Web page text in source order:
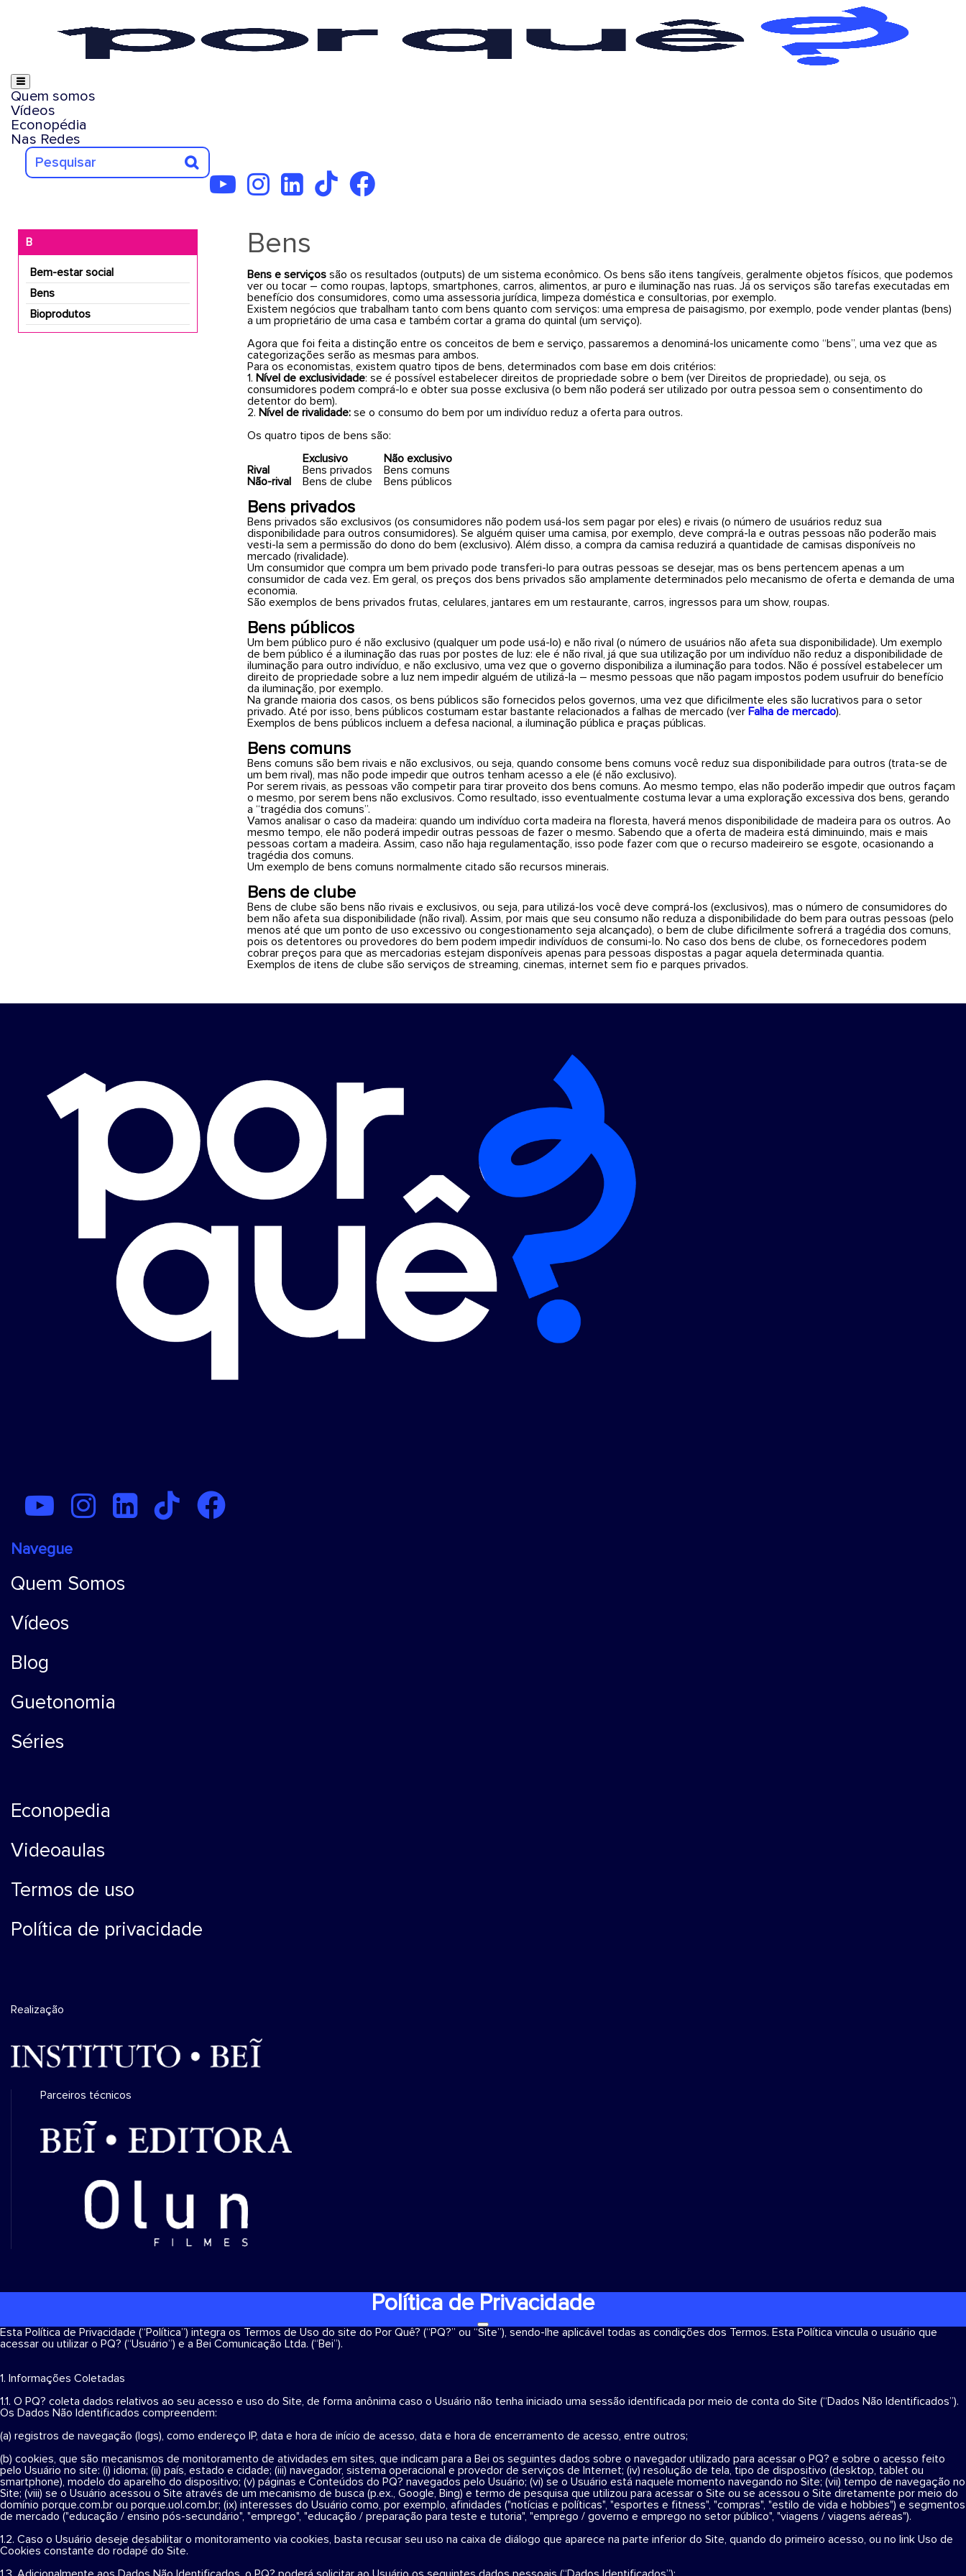
Quem somos
Vídeos
Econopédia
Nas Redes
B
Bem-estar social
Bens
Bioprodutos
Bens
Bens e serviçossão os resultados (outputs) de um sistema econômico. Os bens são itens tangíveis, geralmente objetos físicos, que podemos
ver ou tocar – como roupas, laptops, smartphones, carros, alimentos, ar puro e iluminação nas ruas. Já os serviços são tarefas executadas em
benefício dos consumidores, como uma assessoria jurídica, limpeza doméstica e consultorias, por exemplo.
Existem negócios que trabalham tanto com bens quanto com serviços: uma empresa de paisagismo, por exemplo, pode vender plantas (bens)
a um proprietário de uma casa e também cortar a grama do quintal (um serviço).
Agora que foi feita a distinção entre os conceitos de bem e serviço, passaremos a denominá-los unicamente como “bens”, uma vez que as
categorizações serão as mesmas para ambos.
Para os economistas, existem quatro tipos de bens, determinados com base em dois critérios:
1. Nível de exclusividade: se é possível estabelecer direitos de propriedade sobre o bem (ver Direitos de propriedade), ou seja, os
consumidores podem comprá-lo e obter sua posse exclusiva (o bem não poderá ser utilizado por outra pessoa sem o consentimento do
detentor do bem).
2. Nível de rivalidade: se o consumo do bem por um indivíduo reduz a oferta para outros.
Os quatro tipos de bens são:
Exclusivo
Não exclusivo
Rival
Bens privados Bens comuns
Não-rival Bens de clube Bens públicos
Bens privados
Bens privados são exclusivos (os consumidores não podem usá-los sem pagar por eles) e rivais (o número de usuários reduz sua
disponibilidade para outros consumidores). Se alguém quiser uma camisa, por exemplo, deve comprá-la e outras pessoas não poderão mais
vesti-la sem a permissão do dono do bem (exclusivo). Além disso, a compra da camisa reduzirá a quantidade de camisas disponíveis no
mercado (rivalidade).
Um consumidor que compra um bem privado pode transferi-lo para outras pessoas se desejar, mas os bens pertencem apenas a um
consumidor de cada vez. Em geral, os preços dos bens privados são amplamente determinados pelo mecanismo de oferta e demanda de uma
economia.
São exemplos de bens privados frutas, celulares, jantares em um restaurante, carros, ingressos para um show, roupas.
Bens públicos
Um bem público puro é não exclusivo (qualquer um pode usá-lo) e não rival (o número de usuários não afeta sua disponibilidade). Um exemplo
de bem público é a iluminação das ruas por postes de luz: ele é não rival, já que sua utilização por um indivíduo não reduz a disponibilidade de
iluminação para outro indivíduo, e não exclusivo, uma vez que o governo disponibiliza a iluminação para todos. Não é possível estabelecer um
direito de propriedade sobre a luz nem impedir alguém de utilizá-la – mesmo pessoas que não pagam impostos podem usufruir do benefício
da iluminação, por exemplo.
Na grande maioria dos casos, os bens públicos são fornecidos pelos governos, uma vez que dificilmente eles são lucrativos para o setor
privado. Até por isso, bens públicos costumam estar bastante relacionados a falhas de mercado (ver Falha de mercado).
Exemplos de bens públicos incluem a defesa nacional, a iluminação pública e praças públicas.
Bens comuns
Bens comuns são bem rivais e não exclusivos, ou seja, quando consome bens comuns você reduz sua disponibilidade para outros (trata-se de
um bem rival), mas não pode impedir que outros tenham acesso a ele (é não exclusivo).
Por serem rivais, as pessoas vão competir para tirar proveito dos bens comuns. Ao mesmo tempo, elas não poderão impedir que outros façam
o mesmo, por serem bens não exclusivos. Como resultado, isso eventualmente costuma levar a uma exploração excessiva dos bens, gerando
a “tragédia dos comuns”.
Vamos analisar o caso da madeira: quando um indivíduo corta madeira na floresta, haverá menos disponibilidade de madeira para os outros. Ao
mesmo tempo, ele não poderá impedir outras pessoas de fazer o mesmo. Sabendo que a oferta de madeira está diminuindo, mais e mais
pessoas cortam a madeira. Assim, caso não haja regulamentação, isso pode fazer com que o recurso madeireiro se esgote, ocasionando a
tragédia dos comuns.
Um exemplo de bens comuns normalmente citado são recursos minerais.
Bens de clube
Bens de clube são bens não rivais e exclusivos, ou seja, para utilizá-los você deve comprá-los (exclusivos), mas o número de consumidores do
bem não afeta sua disponibilidade (não rival). Assim, por mais que seu consumo não reduza a disponibilidade do bem para outras pessoas (pelo
menos até que um ponto de uso excessivo ou congestionamento seja alcançado), o bem de clube dificilmente sofrerá a tragédia dos comuns,
pois os detentores ou provedores do bem podem impedir indivíduos de consumi-lo. No caso dos bens de clube, os fornecedores podem
cobrar preços para que as mercadorias estejam disponíveis apenas para pessoas dispostas a pagar aquela determinada quantia.
Exemplos de itens de clube são serviços de streaming, cinemas, internet sem fio e parques privados.
Navegue
Quem Somos
Vídeos
Blog
Guetonomia
Séries
Econopedia
Videoaulas
Termos de uso
Política de privacidade
Realização
Parceiros técnicos
Política de Privacidade
Esta Política de Privacidade (“Política”) integra os Termos de Uso do site do Por Quê? (“PQ?” ou “Site”), sendo-lhe aplicável todas as condições dos Termos. Esta Política vincula o usuário que
acessar ou utilizar o PQ? (“Usuário”) e a Bei Comunicação Ltda. (“Bei”).
1. Informações Coletadas
1.1. O PQ? coleta dados relativos ao seu acesso e uso do Site, de forma anônima caso o Usuário não tenha iniciado uma sessão identificada por meio de conta do Site (“Dados Não Identificados”).
Os Dados Não Identificados compreendem:
(a) registros de navegação (logs), como endereço IP, data e hora de início de acesso, data e hora de encerramento de acesso, entre outros;
(b) cookies, que são mecanismos de monitoramento de atividades em sites, que indicam para a Bei os seguintes dados sobre o navegador utilizado para acessar o PQ? e sobre o acesso feito
pelo Usuário no site: (i) idioma; (ii) país, estado e cidade; (iii) navegador, sistema operacional e provedor de serviços de Internet; (iv) resolução de tela, tipo de dispositivo (desktop, tablet ou
smartphone), modelo do aparelho do dispositivo; (v) páginas e Conteúdos do PQ? navegados pelo Usuário; (vi) se o Usuário está naquele momento navegando no Site; (vii) tempo de navegação no
Site; (viii) se o Usuário acessou o Site através de um mecanismo de busca (p.ex., Google, Bing) e termo de pesquisa que utilizou para acessar o Site ou se acessou o Site diretamente por meio do
domínio porque.com.br ou porque.uol.com.br; (ix) interesses do Usuário como, por exemplo, afinidades ("notícias e políticas", "esportes e fitness", "compras", "estilo de vida e hobbies") e segmentos
de mercado ("educação / ensino pós-secundário", "emprego", "educação / preparação para teste e tutoria", "emprego / governo e emprego no setor público", "viagens / viagens aéreas").
1.2. Caso o Usuário deseje desabilitar o monitoramento via cookies, basta recusar seu uso na caixa de diálogo que aparece na parte inferior do Site, quando do primeiro acesso, ou no link Uso de
Cookies constante do rodapé do Site.